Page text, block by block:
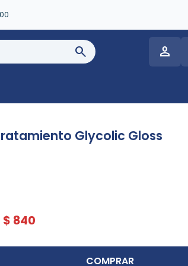
Glycolic Gloss
$ 840
COMPRAR